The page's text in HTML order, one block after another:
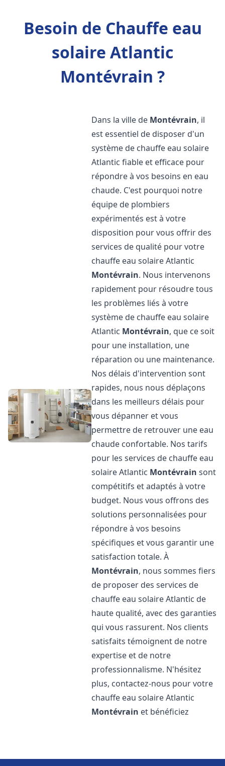
Besoin de Chauffe eau
solaire Atlantic
Montévrain ?
Dans la ville de Montévrain, il
est essentiel de disposer d'un
système de chauffe eau solaire
Atlantic fiable et efficace pour
répondre à vos besoins en eau
chaude. C'est pourquoi notre
équipe de plombiers
expérimentés est à votre
disposition pour vous offrir des
services de qualité pour votre
chauffe eau solaire Atlantic
Montévrain. Nous intervenons
rapidement pour résoudre tous
les problèmes liés à votre
système de chauffe eau solaire
Atlantic Montévrain, que ce soit
pour une installation, une
réparation ou une maintenance.
Nos délais d'intervention sont
rapides, nous nous déplaçons
dans les meilleurs délais pour
vous dépanner et vous
permettre de retrouver une eau
chaude confortable. Nos tarifs
pour les services de chauffe eau
solaire Atlantic Montévrain sont
compétitifs et adaptés à votre
budget. Nous vous offrons des
solutions personnalisées pour
répondre à vos besoins
spécifiques et vous garantir une
satisfaction totale. À
Montévrain, nous sommes fiers
de proposer des services de
chauffe eau solaire Atlantic de
haute qualité, avec des garanties
qui vous rassurent. Nos clients
satisfaits témoignent de notre
expertise et de notre
professionnalisme. N'hésitez
plus, contactez-nous pour votre
chauffe eau solaire Atlantic
Montévrain et bénéficiez